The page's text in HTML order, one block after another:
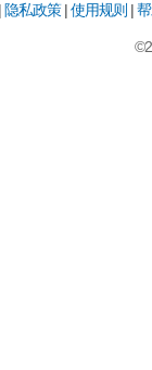
隐私政策|使用规则 |